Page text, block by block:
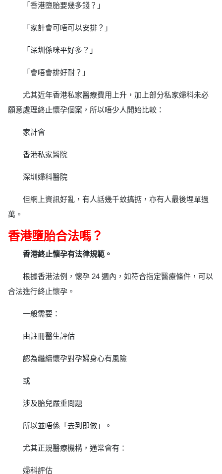
「香港墮胎要幾多錢？」
「家計會可唔可以安排？」
「深圳係咪平好多？」
「會唔會排好耐？」
尤其近年香港私家醫療費用上升，加上部分私家婦科未必
願意處理終止懷孕個案，所以唔少人開始比較：
家計會
香港私家醫院
深圳婦科醫院
但網上資訊好亂，有人話幾千蚊搞掂，亦有人最後埋單過
萬。
香港墮胎合法嗎？
香港終止懷孕有法律規範。
根據香港法例，懷孕 24 週內，如符合指定醫療條件，可以
合法進行終止懷孕。
一般需要：
由註冊醫生評估
認為繼續懷孕對孕婦身心有風險
或
涉及胎兒嚴重問題
所以並唔係「去到即做」。
尤其正規醫療機構，通常會有：
婦科評估